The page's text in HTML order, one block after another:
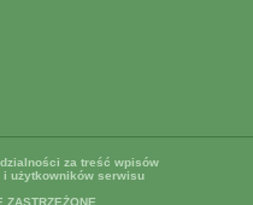
za treść wpisów
użytkowników serwisu
ZASTRZEŻONE